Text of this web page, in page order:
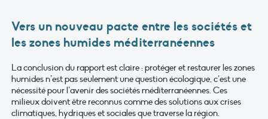
Vers un nouveau pacte entre les sociétés et
les zones humides méditerranéennes
La conclusion du rapport est claire : protéger et restaurer les zones
humides n’est pas seulement une question écologique, c’est une
nécessité pour l’avenir des sociétés méditerranéennes. Ces
milieux doivent être reconnus comme des solutions aux crises
climatiques, hydriques et sociales que traverse la région.